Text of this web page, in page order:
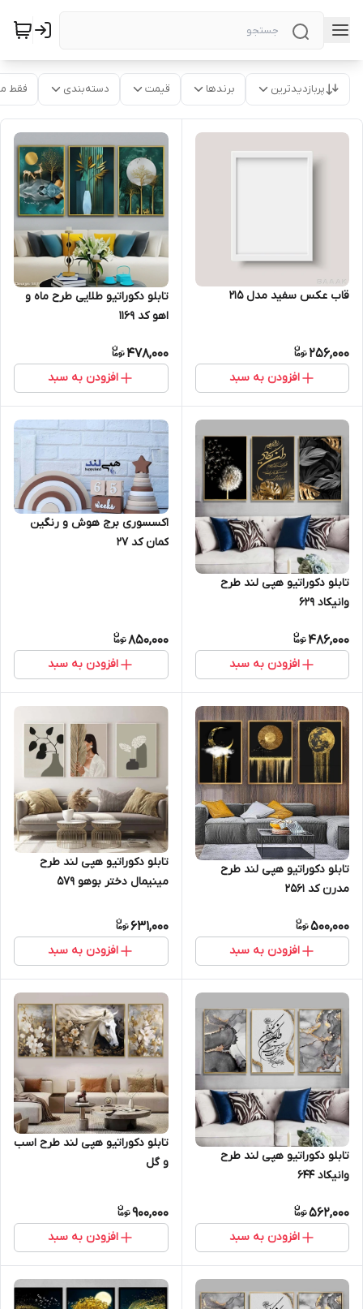
پربازدیدترین برندها قیمت دسته‌بندی فقط
قاب عکس سفید مدل 215
256,000
افزودن به سبد
تابلو دکوراتیو طلایی طرح ماه و
اهو کد 1169
478,000
افزودن به سبد
تابلو دکوراتیو هپی لند طرح
وانیکاد 629
486,000
افزودن به سبد
اکسسوری برج هوش و رنگین
کمان کد 27
850,000
افزودن به سبد
تابلو دکوراتیو هپی لند طرح
مدرن کد 2561
500,000
افزودن به سبد
تابلو دکوراتیو هپی لند طرح
مینیمال دختر بوهو ۵۷۹
631,000
افزودن به سبد
تابلو دکوراتیو هپی لند طرح
وانیکاد 644
562,000
افزودن به سبد
تابلو دکوراتیو هپی لند طرح اسب
و گل
900,000
افزودن به سبد